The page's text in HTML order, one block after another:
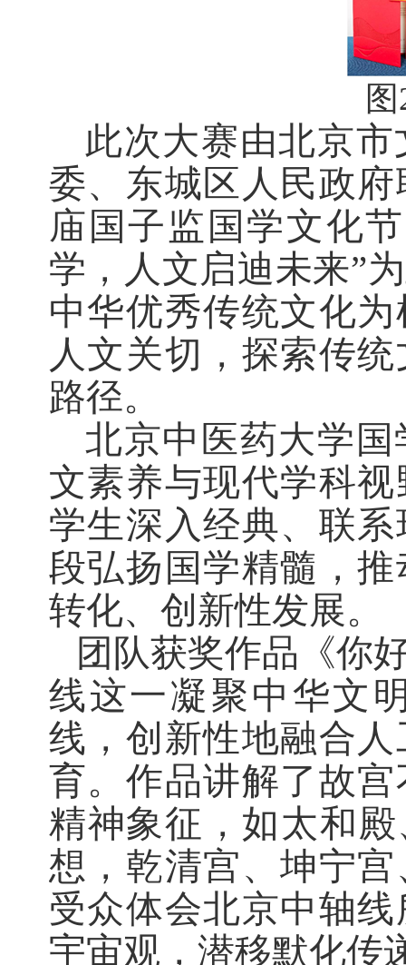
图
此次大赛由北京
委、东城区人民政
庙国子监国学文化
学，人文启迪未来”
中华优秀传统文化
人文关切，探索传
路径。
北京中医药大学
文素养与现代学科
学生深入经典、联
段弘扬国学精髓，
转化、创新性发展。
团队获奖作品《你
线这一凝聚中华文
线，创新性地融合
育。作品讲解了故
精神象征，如太和
想，乾清宫、坤宁
受众体会北京中轴
宇宙观，潜移默化传